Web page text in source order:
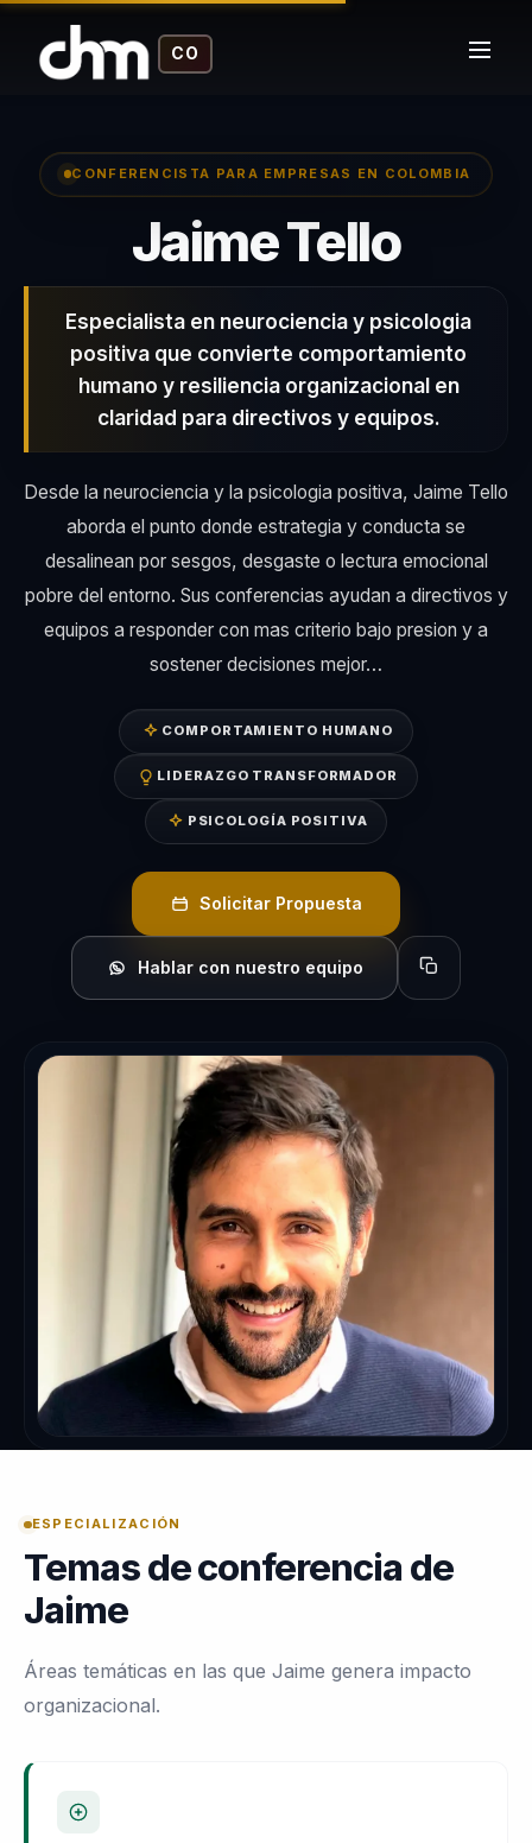
CO
CONFERENCISTA PARA EMPRESAS EN COLOMBIA
Jaime Tello–
Especialista en neurociencia y psicologia
positiva que convierte comportamiento
humano y resiliencia organizacional en
claridad para directivos y equipos.
Desde la neurociencia y la psicologia positiva, Jaime Tello
aborda el punto donde estrategia y conducta se
desalinean por sesgos, desgaste o lectura emocional
pobre del entorno. Sus conferencias ayudan a directivos y
equipos a responder con mas criterio bajo presion y a
sostener decisiones mejor…
COMPORTAMIENTO HUMANO
LIDERAZGO TRANSFORMADOR
PSICOLOGÍA POSITIVA
Solicitar Propuesta
Hablar con nuestro equipo Copiar perfil
ESPECIALIZACIÓN
Temas de conferencia de
Jaime
Áreas temáticas en las que Jaime genera impacto
organizacional.